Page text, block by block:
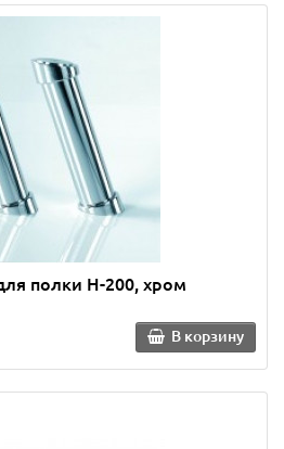
полки Н-200, хром
В корзину